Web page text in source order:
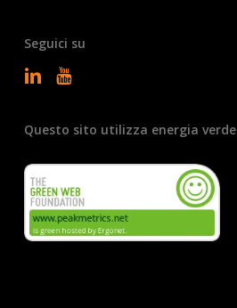
Seguici su
Questo sito utilizza energia verde